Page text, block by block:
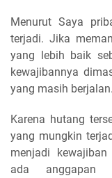
Menurut Saya
terjadi. Jika
yang lebih baik
kewajibannya
yang masih berjalan.
Karena hutang
yang mungkin
menjadi
ada anggapan